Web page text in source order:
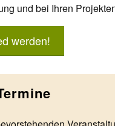
und bei Ihren
werden!